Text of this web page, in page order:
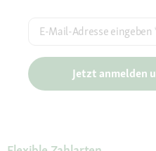
E-Mail-Adresse eingeben
Jetzt anmelden